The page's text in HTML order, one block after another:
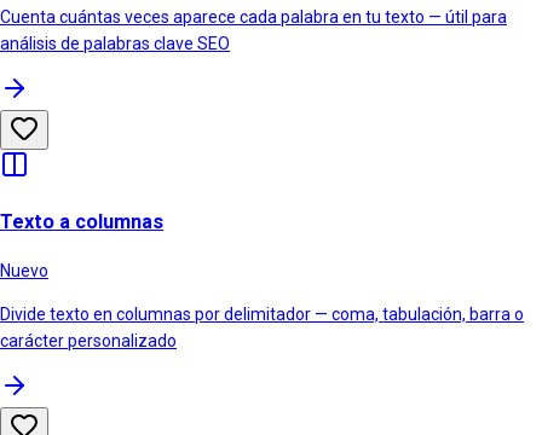
Cuenta cuántas veces aparece cada palabra en tu texto — útil para
análisis de palabras clave SEO
Texto a columnas
Nuevo
Divide texto en columnas por delimitador — coma, tabulación, barra o
carácter personalizado